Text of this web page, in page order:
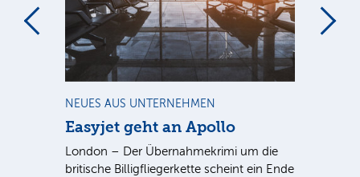
NEUES AUS UNTERNEHMEN
Easyjet geht an Apollo
London – Der Übernahmekrimi um die
britische Billigfliegerkette scheint ein Ende